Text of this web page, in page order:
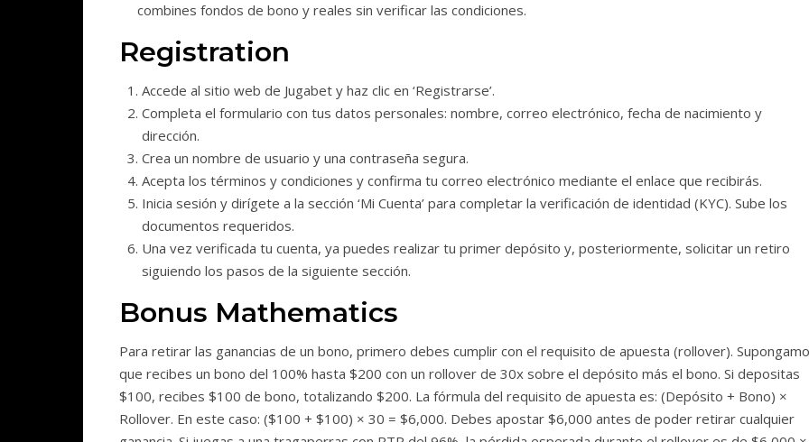
combines fondos de bono y reales sin verificar las condiciones.
Registration
Accede al sitio web de Jugabet y haz clic en ‘Registrarse’.
Completa el formulario con tus datos personales: nombre, correo electrónico, fecha de nacimiento y
dirección.
Crea un nombre de usuario y una contraseña segura.
Acepta los términos y condiciones y confirma tu correo electrónico mediante el enlace que recibirás.
Inicia sesión y dirígete a la sección ‘Mi Cuenta’ para completar la verificación de identidad (KYC). Sube los
documentos requeridos.
Una vez verificada tu cuenta, ya puedes realizar tu primer depósito y, posteriormente, solicitar un retiro
siguiendo los pasos de la siguiente sección.
Bonus Mathematics
Para retirar las ganancias de un bono, primero debes cumplir con el requisito de apuesta (rollover).
que recibes un bono del 100% hasta $200 con un rollover de 30x sobre el depósito más el bono. Si depositas
$100, recibes $100 de bono, totalizando $200. La fórmula del requisito de apuesta es: (Depósito + Bono) ×
Rollover. En este caso: ($100 + $100) × 30 = $6,000. Debes apostar $6,000 antes de poder retirar cualquier